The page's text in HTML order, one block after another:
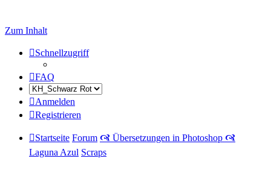
Zum Inhalt
Schnellzugriff
FAQ
Anmelden
Registrieren
Startseite Forum 🙧 Übersetzungen in Photoshop 🙧
Laguna Azul Scraps